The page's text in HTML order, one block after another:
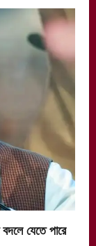
যেতে পারে